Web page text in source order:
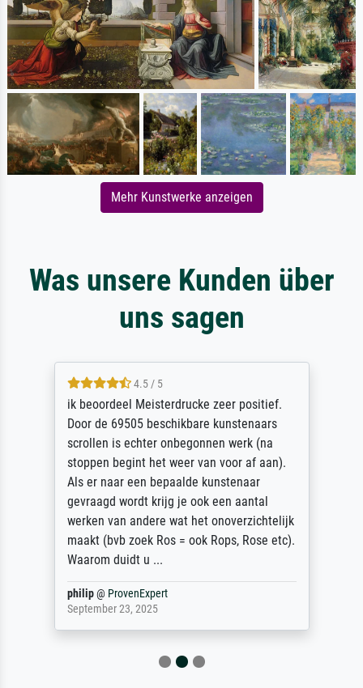
Mehr Kunstwerke anzeigen
Was unsere Kunden über
uns sagen
4.5 / 5
ik beoordeel Meisterdrucke zeer positief.
Door de 69505 beschikbare kunstenaars
scrollen is echter onbegonnen werk (na
stoppen begint het weer van voor af aan).
Als er naar een bepaalde kunstenaar
gevraagd wordt krijg je ook een aantal
werken van andere wat het onoverzichtelijk
maakt (bvb zoek Ros = ook Rops, Rose etc).
Waarom duidt u ...
philip@ ProvenExpert
September 23, 2025